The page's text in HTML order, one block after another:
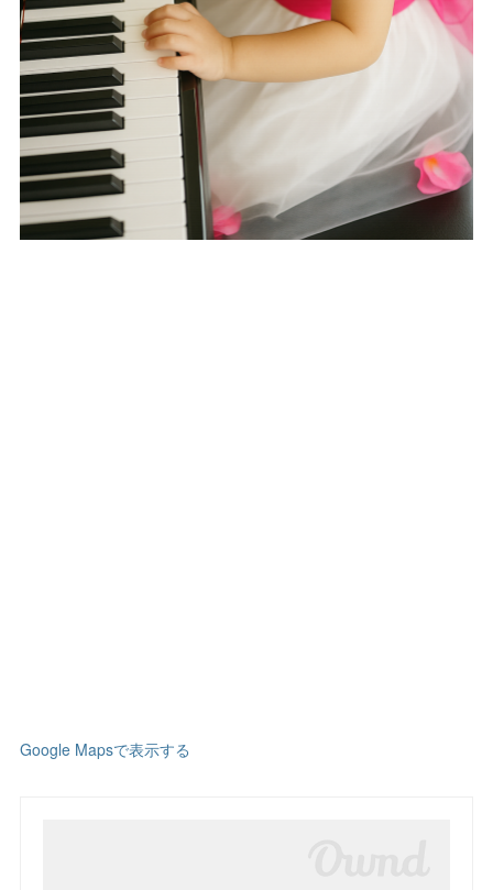
Google Mapsで表示する